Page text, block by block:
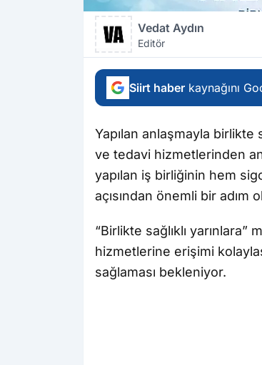
Vedat Aydın
Editör
Siirt haber kaynağını
Yapılan anlaşmayla
ve tedavi hizmetlerinden
yapılan iş birliğinin hem
açısından önemli bir adım
“Birlikte sağlıklı yarınlara”
hizmetlerine erişimi
sağlaması bekleniyor.